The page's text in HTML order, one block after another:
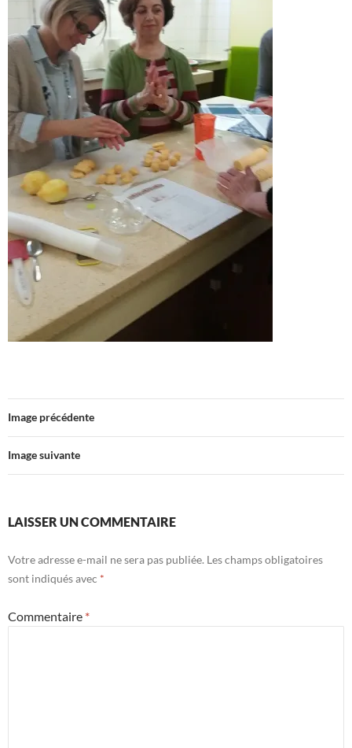
Image précédente
Image suivante
LAISSER UN COMMENTAIRE
Votre adresse e-mail ne sera pas publiée. Les champs obligatoires
sont indiqués avec *
Commentaire *